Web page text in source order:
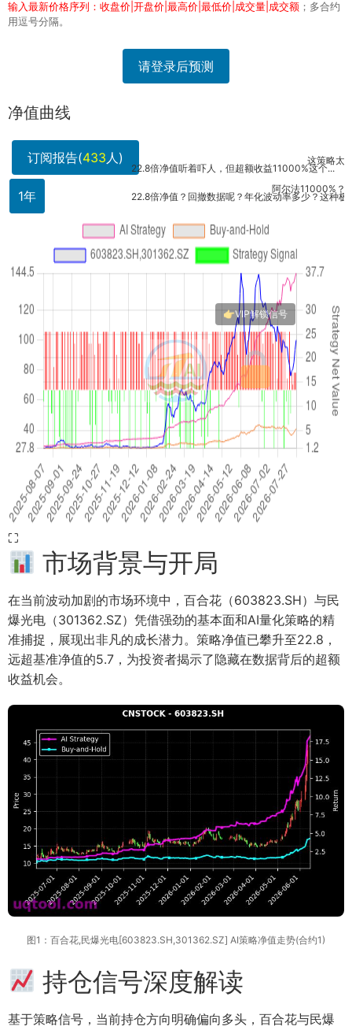
输入最新价格序列：收盘价|开盘价|最高价|最低价|成交量|成交额 ；多合约
用逗号分隔。
请登录后预测
净值曲线
订阅报告(433人)
1年
⛶
22.8倍净值？回撤数据呢？年化波动率多少？这种极...
阿尔法11000%？这
22.8倍净值听着吓人，但超额收益11000%这个...
这策略太牛
光看收益没用，得看
市场背景与开局
在当前波动加剧的市场环境中，百合花（603823.SH）与民
爆光电（301362.SZ）凭借强劲的基本面和AI量化策略的精
准捕捉，展现出非凡的成长潜力。策略净值已攀升至22.8，
远超基准净值的5.7，为投资者揭示了隐藏在数据背后的超额
收益机会。
图1：百合花,民爆光电[603823.SH,301362.SZ] AI策略净值走势(合约1)
持仓信号深度解读
基于策略信号，当前持仓方向明确偏向多头，百合花与民爆